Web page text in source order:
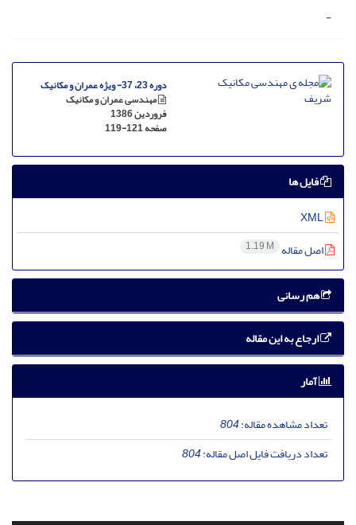
-
دوره 23، 37- ویژه عمران و مکانیک
مهندسی عمران و مکانیک
فروردین 1386
صفحه119-121
فایل ها
اصل مقاله 1.19 M
هم رسانی
ارجاع به این مقاله
آمار
تعداد مشاهده مقاله:804
تعداد دریافت فایل اصل مقاله:804